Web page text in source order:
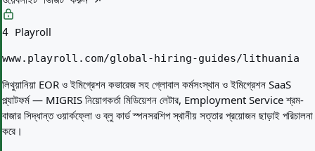
4 Playroll
www.playroll.com/global-hiring-guides/lithuania
লিথুয়ানিয়া EOR ও ইমিগ্রেশন কভারেজ সহ গ্লোবাল কর্মসংস্থান ও ইমিগ্রেশন SaaS
প্ল্যাটফর্ম — MIGRIS নিয়োগকর্তা মিডিয়েশন লেটার, Employment Service শ্রম-
বাজার সিদ্ধান্ত ওয়ার্কফ্লো ও ব্লু কার্ড স্পনসরশিপ স্থানীয় সত্তার প্রয়োজন ছাড়াই পরিচালনা
করে।